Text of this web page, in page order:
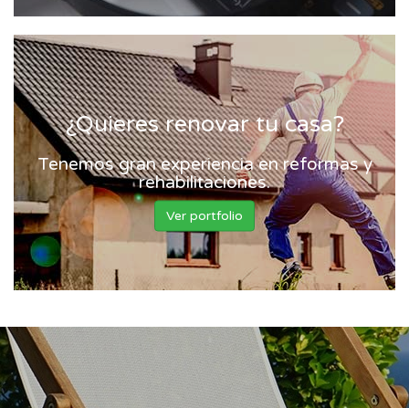
¿Quieres renovar tu casa?
Tenemos gran experiencia en reformas y
rehabilitaciones.
Ver portfolio